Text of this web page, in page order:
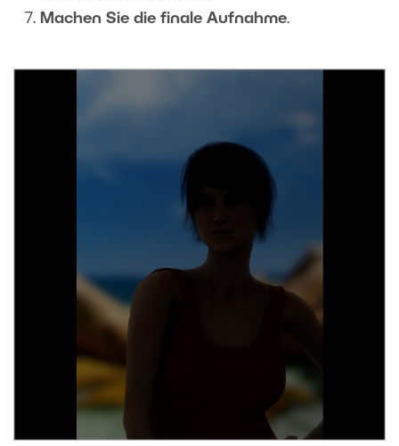
Machen Sie die finale Aufnahme.